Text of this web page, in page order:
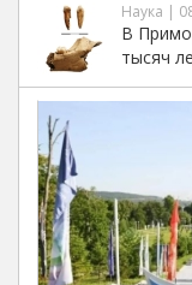
Наука |
В
тысяч